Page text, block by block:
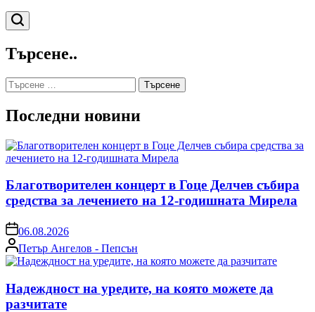
Търсене
Търсене..
Търсене
за:
Последни новини
Благотворителен концерт в Гоце Делчев събира
средства за лечението на 12-годишната Мирела
on06.08.2026
Posted
by
Петър Ангелов - Пепсън
Надеждност на уредите, на която можете да
разчитате